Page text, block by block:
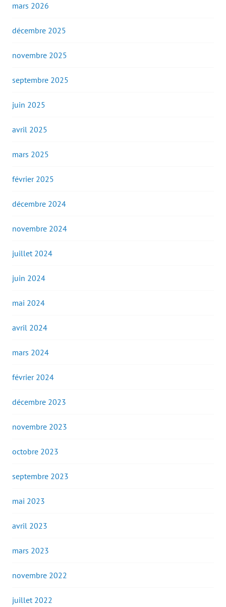
mars 2026
décembre 2025
novembre 2025
septembre 2025
juin 2025
avril 2025
mars 2025
février 2025
décembre 2024
novembre 2024
juillet 2024
juin 2024
mai 2024
avril 2024
mars 2024
février 2024
décembre 2023
novembre 2023
octobre 2023
septembre 2023
mai 2023
avril 2023
mars 2023
novembre 2022
juillet 2022